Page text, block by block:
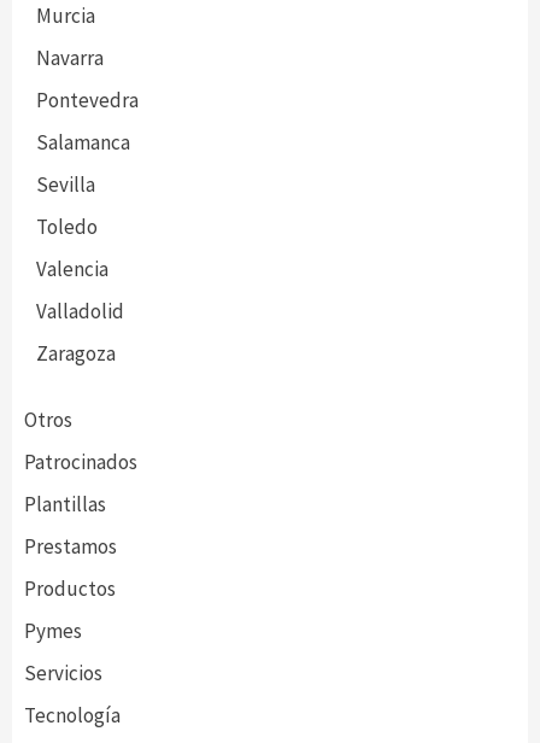
Murcia
Navarra
Pontevedra
Salamanca
Sevilla
Toledo
Valencia
Valladolid
Zaragoza
Otros
Patrocinados
Plantillas
Prestamos
Productos
Pymes
Servicios
Tecnología